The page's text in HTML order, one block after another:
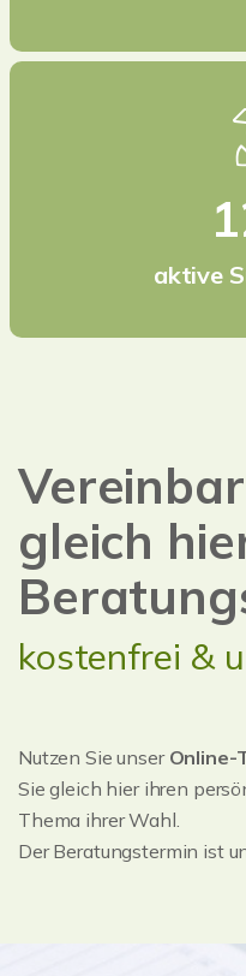
aktive
gleich
kostenfrei &
Nutzen Sie unser Online-
Sie gleich hier ihren
Thema ihrer Wahl.
Der Beratungstermin ist